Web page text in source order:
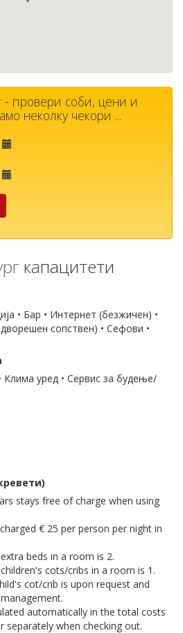
- провери соби, цени и
неколку чекори ...
капацитети
• Бар • Интернет (безжичен) •
сопствен) • Сефови •
уред • Сервис за будење/
stays free of charge when using
€ 25 per person per night in
beds in a room is 2.
cots/cribs in a room is 1.
cot/crib is upon request and
automatically in the total costs
separately when checking out.